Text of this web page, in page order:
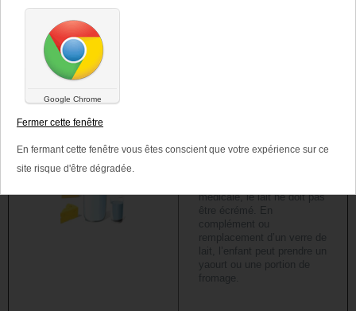
Concernant la
consommation
L’enfant doit consommer du
médicale, le lait ne doit pas
être écrémé. En
complément ou
remplacement d’un verre de
lait, l’enfant peut prendre un
yaourt ou une portion de
fromage.
Google Chrome
Fermer cette fenêtre
En fermant cette fenêtre vous êtes conscient que votre expérience sur ce
site risque d'être dégradée.